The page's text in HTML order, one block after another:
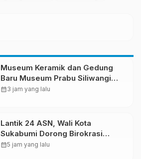
Museum Keramik dan Gedung
Baru Museum Prabu Siliwangi
Diresmikan, Ponpes Al-Fath
calendar_month3 jam yang lalu
Lantik 24 ASN, Wali Kota
Sukabumi Dorong Birokrasi
Profesional dan Adaptif
calendar_month5 jam yang lalu